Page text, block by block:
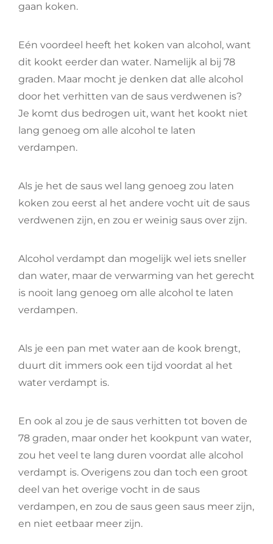
gaan koken.
Eén voordeel heeft het koken van alcohol, want
dit kookt eerder dan water. Namelijk al bij 78
graden. Maar mocht je denken dat alle alcohol
door het verhitten van de saus verdwenen is?
Je komt dus bedrogen uit, want het kookt niet
lang genoeg om alle alcohol te laten
verdampen.
Als je het de saus wel lang genoeg zou laten
koken zou eerst al het andere vocht uit de saus
verdwenen zijn, en zou er weinig saus over zijn.
Alcohol verdampt dan mogelijk wel iets sneller
dan water, maar de verwarming van het gerecht
is nooit lang genoeg om alle alcohol te laten
verdampen.
Als je een pan met water aan de kook brengt,
duurt dit immers ook een tijd voordat al het
water verdampt is.
En ook al zou je de saus verhitten tot boven de
78 graden, maar onder het kookpunt van water,
zou het veel te lang duren voordat alle alcohol
verdampt is. Overigens zou dan toch een groot
deel van het overige vocht in de saus
verdampen, en zou de saus geen saus meer zijn,
en niet eetbaar meer zijn.